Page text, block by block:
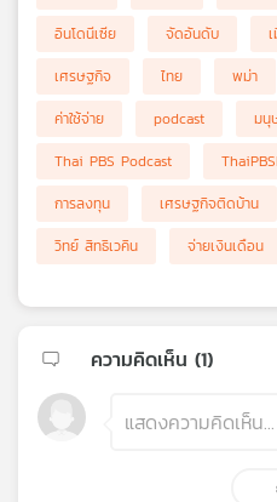
อินโดนีเซีย
จัดอันดับ
เศรษฐกิจ
ไทย พม่า
ค่าใช้จ่าย
podcast มนุ
Thai PBS Podcast
การลงทุน
เศรษฐกิจติดบ้าน
วิทย์ สิทธิเวคิน
จ่ายเงินเดือน
ความคิดเห็น (1)